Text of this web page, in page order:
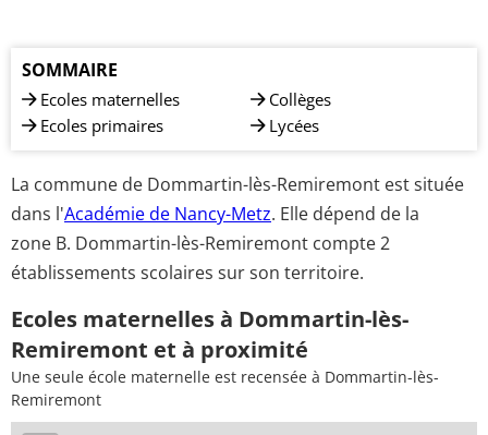
SOMMAIRE
Ecoles maternelles
Ecoles primaires
Collèges
Lycées
La commune de Dommartin-lès-Remiremont est située
dans l'Académie de Nancy-Metz. Elle dépend de la
zone B. Dommartin-lès-Remiremont compte 2
établissements scolaires sur son territoire.
Ecoles maternelles à Dommartin-lès-
Remiremont et à proximité
Une seule école maternelle est recensée à Dommartin-lès-
Remiremont